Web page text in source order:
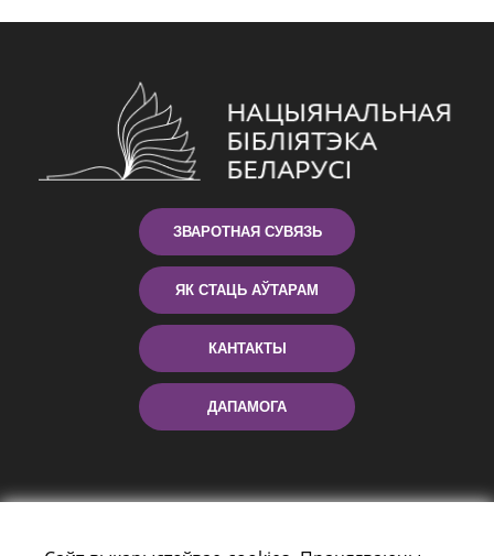
ЗВАРОТНАЯ СУВЯЗЬ
ЯК СТАЦЬ АЎТАРАМ
КАНТАКТЫ
ДАПАМОГА